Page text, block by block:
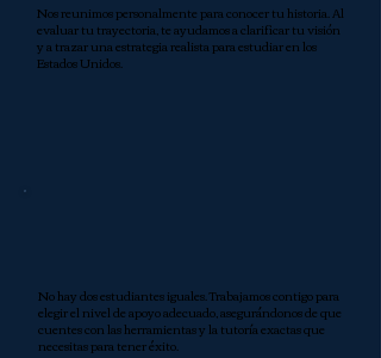
Nos reunimos personalmente para conocer tu historia. Al
evaluar tu trayectoria, te ayudamos a clarificar tu visión
y a trazar una estrategia realista para estudiar en los
Estados Unidos.
No hay dos estudiantes iguales. Trabajamos contigo para
elegir el nivel de apoyo adecuado, asegurándonos de que
cuentes con las herramientas y la tutoría exactas que
necesitas para tener éxito.